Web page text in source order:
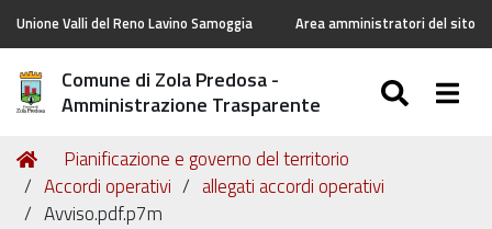
Unione Valli del Reno Lavino Samoggia Area amministratori del sito
Comune di Zola Predosa -
Amministrazione Trasparente
Tu
sei
qui:
Home
Pianificazione e governo del territorio
Accordi operativi
allegati accordi operativi
Avviso.pdf.p7m